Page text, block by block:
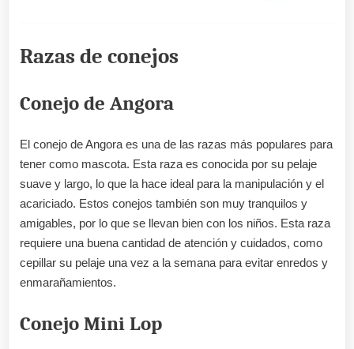
Razas de conejos
Conejo de Angora
El conejo de Angora es una de las razas más populares para
tener como mascota. Esta raza es conocida por su pelaje
suave y largo, lo que la hace ideal para la manipulación y el
acariciado. Estos conejos también son muy tranquilos y
amigables, por lo que se llevan bien con los niños. Esta raza
requiere una buena cantidad de atención y cuidados, como
cepillar su pelaje una vez a la semana para evitar enredos y
enmarañamientos.
Conejo Mini Lop